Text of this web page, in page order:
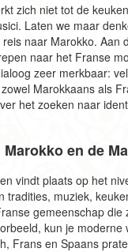
zich niet tot de
Laten we maar
naar Marokko.
naar het Franse
zeer merkbaar:
Marokkaans als
het zoeken naar
en de
vindt plaats op het
tradities, muziek,
gemeenschap
kun je
Frans en Spaans